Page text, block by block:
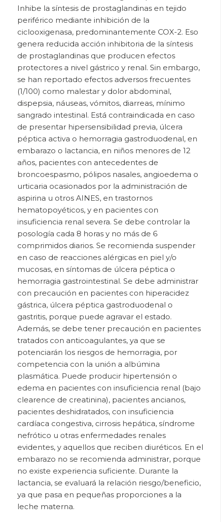
Inhibe la síntesis de prostaglandinas en tejido
periférico mediante inhibición de la
ciclooxigenasa, predominantemente COX-2. Eso
genera reducida acción inhibitoria de la síntesis
de prostaglandinas que producen efectos
protectores a nivel gástrico y renal. Sin embargo,
se han reportado efectos adversos frecuentes
(1/100) como malestar y dolor abdominal,
dispepsia, náuseas, vómitos, diarreas, mínimo
sangrado intestinal. Está contraindicada en caso
de presentar hipersensibilidad previa, úlcera
péptica activa o hemorragia gastroduodenal, en
embarazo o lactancia, en niños menores de 12
años, pacientes con antecedentes de
broncoespasmo, pólipos nasales, angioedema o
urticaria ocasionados por la administración de
aspirina u otros AINES, en trastornos
hematopoyéticos, y en pacientes con
insuficiencia renal severa. Se debe controlar la
posología cada 8 horas y no más de 6
comprimidos diarios. Se recomienda suspender
en caso de reacciones alérgicas en piel y/o
mucosas, en síntomas de úlcera péptica o
hemorragia gastrointestinal. Se debe administrar
con precaución en pacientes con hiperacidez
gástrica, úlcera péptica gastroduodenal o
gastritis, porque puede agravar el estado.
Además, se debe tener precaución en pacientes
tratados con anticoagulantes, ya que se
potenciarán los riesgos de hemorragia, por
competencia con la unión a albúmina
plasmática. Puede producir hipertensión o
edema en pacientes con insuficiencia renal (bajo
clearence de creatinina), pacientes ancianos,
pacientes deshidratados, con insuficiencia
cardíaca congestiva, cirrosis hepática, síndrome
nefrótico u otras enfermedades renales
evidentes, y aquellos que reciben diuréticos. En el
embarazo no se recomienda administrar, porque
no existe experiencia suficiente. Durante la
lactancia, se evaluará la relación riesgo/beneficio,
ya que pasa en pequeñas proporciones a la
leche materna.